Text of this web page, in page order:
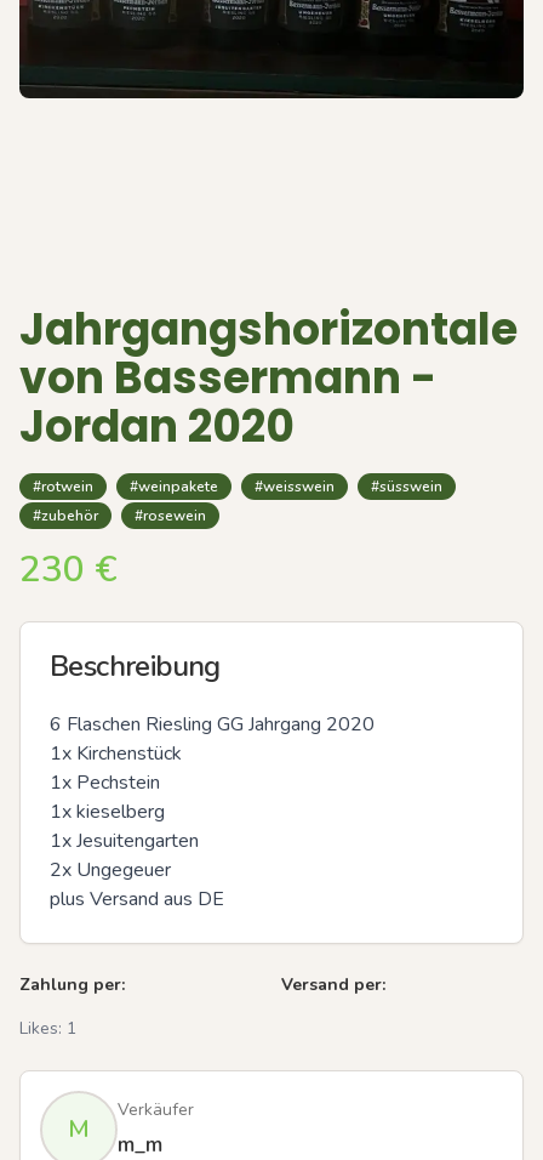
Jahrgangshorizontale
von Bassermann -
Jordan 2020
#rotwein #weinpakete #weisswein
#süsswein
#zubehör
#rosewein
230 €
Beschreibung
6 Flaschen Riesling GG Jahrgang 2020
1x Kirchenstück
1x Pechstein
1x kieselberg
1x Jesuitengarten
2x Ungegeuer
plus Versand aus DE
Zahlung per:
Versand per:
Likes: 1
M
Verkäufer
m_m